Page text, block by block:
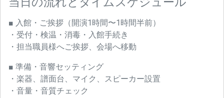
■ 入館・ご挨拶（開演1時間〜1時間半前）
・受付・検温・消毒・入館手続き
・担当職員様へご挨拶、会場へ移動
■ 準備・音響セッティング
・楽器、譜面台、マイク、スピーカー設置
・音量・音質チェック